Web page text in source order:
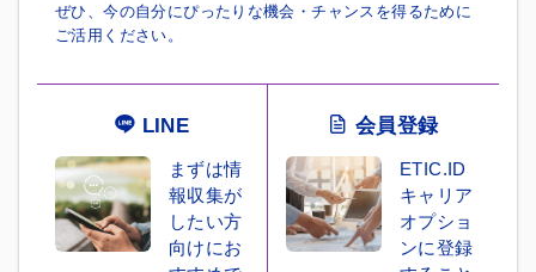
ぜひ、今の自分にぴったりな機会・チャンスを得るために
ご活用ください。
LINE
まずは情
報収集が
したい方
向けにお
会員登録
ETIC.ID
キャリア
オプショ
ンに登録